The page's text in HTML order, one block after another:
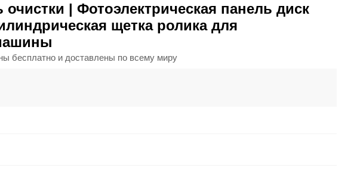
| Фотоэлектрическая панель диск
щетка ролика для
бесплатно и доставлены по всему миру